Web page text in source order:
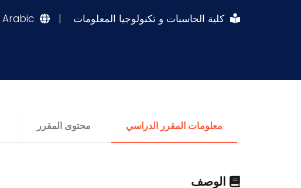
كلية الحاسبات و تكنولوجيا المعلومات |
Arabic
معلومات المقرر الدراسي محتوى المقرر
الوصف